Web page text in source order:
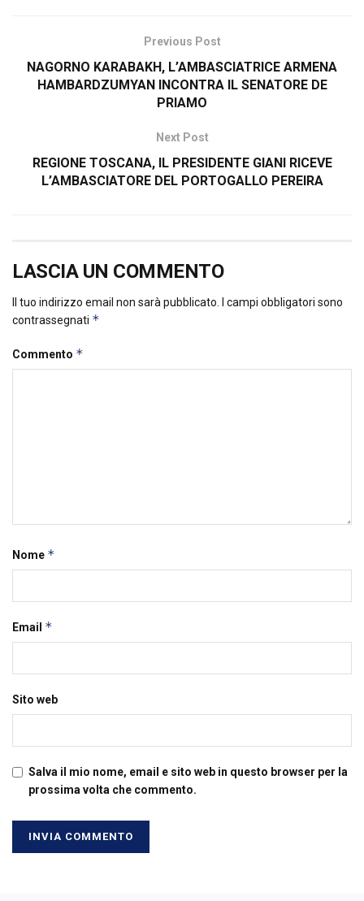
Previous Post
NAGORNO KARABAKH, L’AMBASCIATRICE ARMENA
HAMBARDZUMYAN INCONTRA IL SENATORE DE
PRIAMO
Next Post
REGIONE TOSCANA, IL PRESIDENTE GIANI RICEVE
L’AMBASCIATORE DEL PORTOGALLO PEREIRA
LASCIA UN COMMENTO
Il tuo indirizzo email non sarà pubblicato.
I campi obbligatori sono
contrassegnati *
Commento *
Nome *
Email *
Sito web
Salva il mio nome, email e sito web in questo browser per la
prossima volta che commento.